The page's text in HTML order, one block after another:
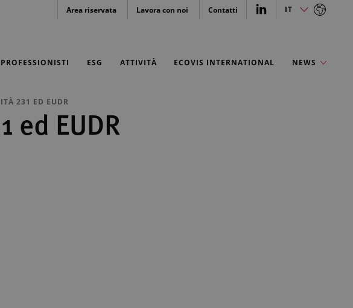
Area riservata Lavora con noi Contatti IT
PROFESSIONISTI ESG ATTIVITÀ ECOVIS INTERNATIONAL NEWS
231 ED EUDR
EUDR